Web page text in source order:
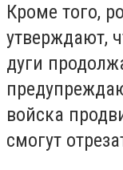
Кроме того,
утверждают,
дуги
войска
смогут